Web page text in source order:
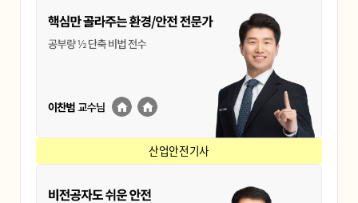
산업안전기사